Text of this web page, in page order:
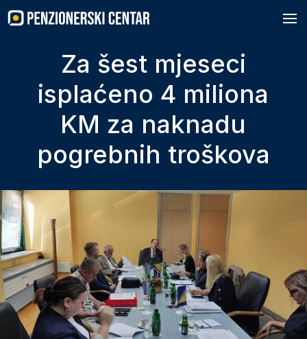
to
content
Za šest mjeseci
isplaćeno 4 miliona
KM za naknadu
pogrebnih troškova